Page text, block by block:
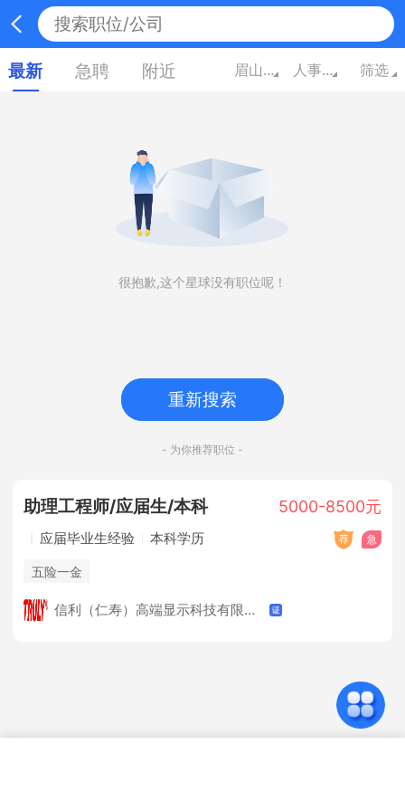
最新 急聘 附近 眉山四川 人事/行政/高级管理 筛选
很抱歉,这个星球没有职位呢！
重新搜索
- 为你推荐职位 -
助理工程师/应届生/本科 5000-8500元
应届毕业生经验 本科学历
五险一金
信利（仁寿）高端显示科技有限公司